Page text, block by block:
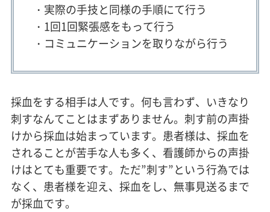
・実際の手技と同様の手順にて行う
・1回1回緊張感をもって行う
・コミュニケーションを取りながら行う
採血をする相手は人です。何も言わず、いきなり
刺すなんてことはまずありません。刺す前の声掛
けから採血は始まっています。患者様は、採血を
されることが苦手な人も多く、看護師からの声掛
けはとても重要です。ただ”刺す”という行為では
なく、患者様を迎え、採血をし、無事見送るまで
が採血です。